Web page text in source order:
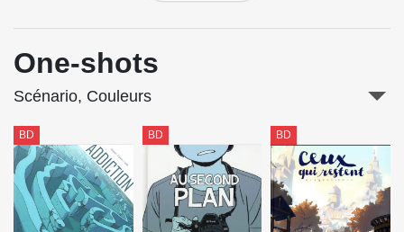
One-shots
Scénario, Couleurs
BD BD BD